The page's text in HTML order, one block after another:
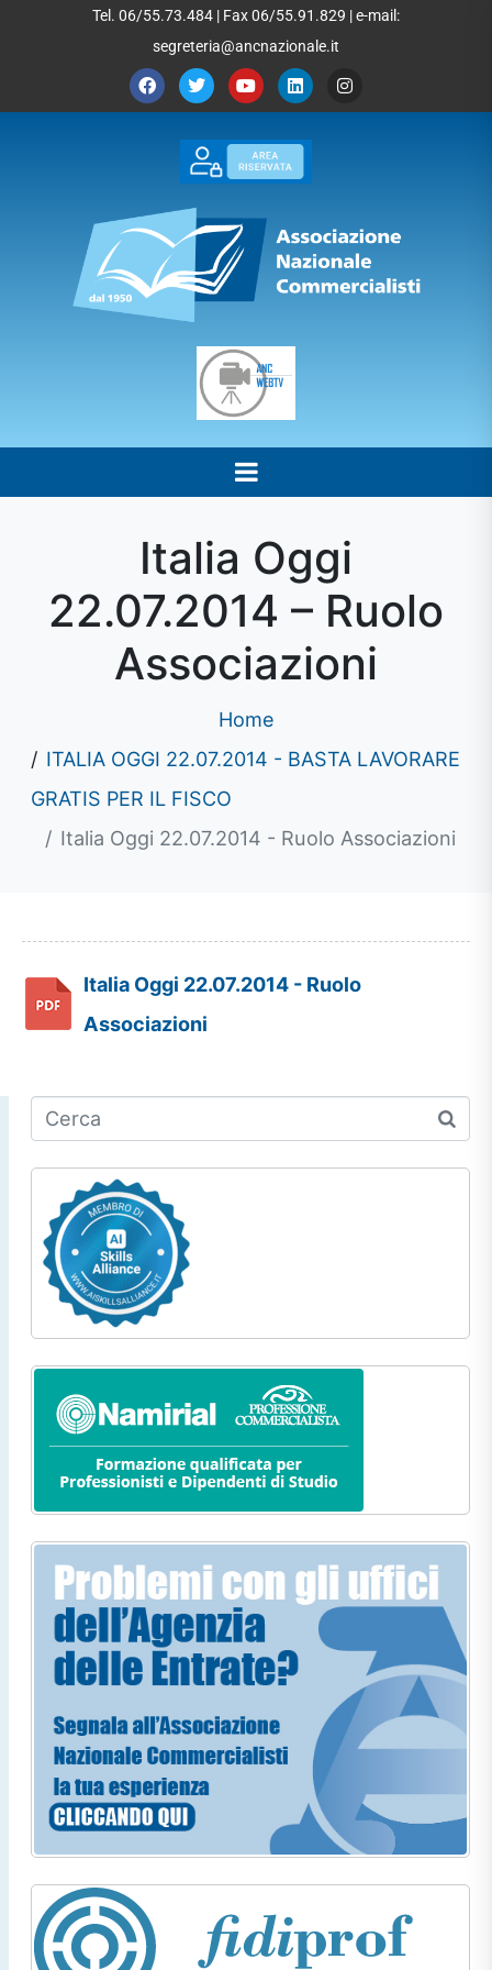
Tel. 06/55.73.484 | Fax 06/55.91.829 | e-mail:
segreteria@ancnazionale.it
Italia Oggi
22.07.2014 – Ruolo
Associazioni
Home
ITALIA OGGI 22.07.2014 - BASTA LAVORARE
GRATIS PER IL FISCO
Italia Oggi 22.07.2014 - Ruolo Associazioni
Italia Oggi 22.07.2014 - Ruolo
Associazioni